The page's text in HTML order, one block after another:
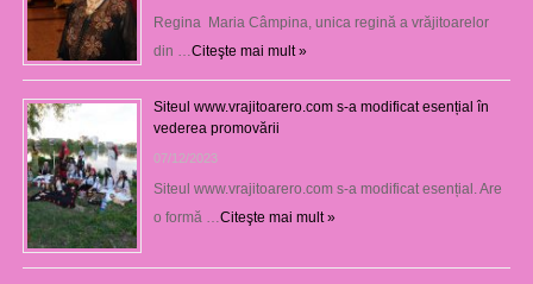
Regina Maria Câmpina, unica regină a vrăjitoarelor
din … Citeşte mai mult »
Siteul www.vrajitoarero.com s-a modificat esențial în
vederea promovării
07/12/2023
Siteul www.vrajitoarero.com s-a modificat esențial. Are
o formă … Citeşte mai mult »